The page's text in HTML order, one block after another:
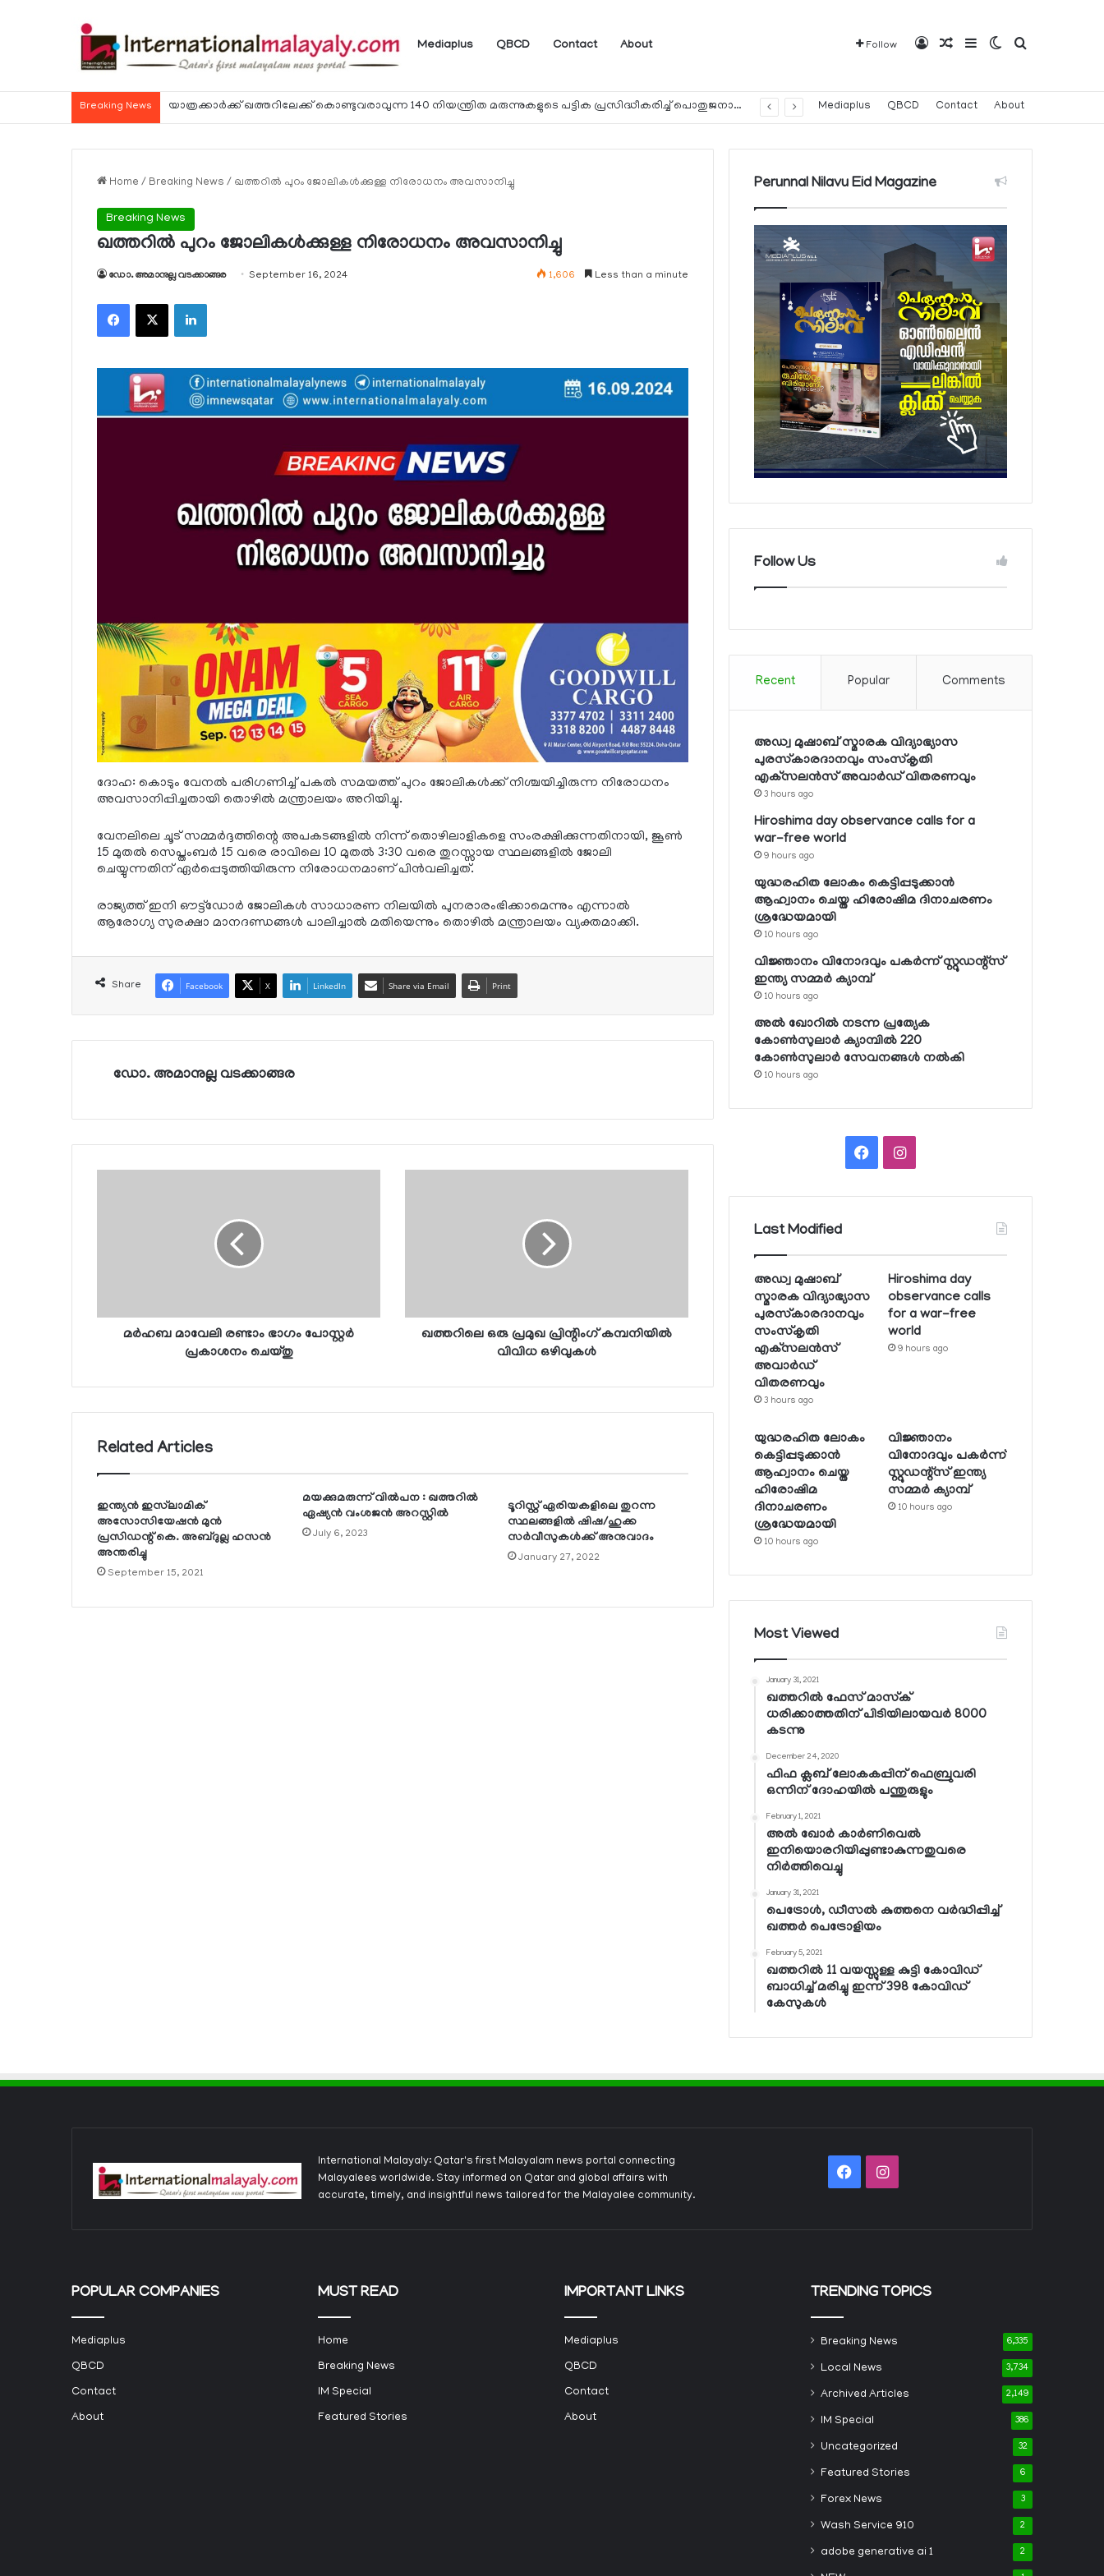
Mediaplus QBCD Contact About Follow Log InRandom Article
SidebarSwitch skin
Search for
Breaking News യാത്രക്കാര്‍ക്ക് ഖത്തറിലേക്ക് കൊണ്ടുവരാവുന്ന 140 നിയന്ത്രിത മരുന്നുകളുടെ പട്ടിക പ്രസിദ്ധീകരിച്ച് പൊതുജനാരോഗ്യ മന്ത്രാലയം Mediaplus QBCD Contact About
Home / Breaking News / ഖത്തറില്‍ പുറം ജോലികള്‍ക്കുള്ള നിരോധനം അവസാനിച്ചു
Breaking News
ഖത്തറില്‍ പുറം ജോലികള്‍ക്കുള്ള നിരോധനം അവസാനിച്ചു
ഡോ. അമാനുല്ല വടക്കാങ്ങര September 16, 2024 1,606 Less than a minute
Facebook
X LinkedIn
ദോഹ: കൊടും വേനല്‍ പരിഗണിച്ച് പകല്‍ സമയത്ത് പുറം ജോലികള്‍ക്ക് നിശ്ചയിച്ചിരുന്ന നിരോധനം
അവസാനിപ്പിച്ചതായി തൊഴില്‍ മന്ത്രാലയം അറിയിച്ചു.
വേനലിലെ ചൂട് സമ്മര്‍ദ്ദത്തിന്റെ അപകടങ്ങളില്‍ നിന്ന് തൊഴിലാളികളെ സംരക്ഷിക്കുന്നതിനായി, ജൂണ്‍
15 മുതല്‍ സെപ്തംബര്‍ 15 വരെ രാവിലെ 10 മുതല്‍ 3:30 വരെ തുറസ്സായ സ്ഥലങ്ങളില്‍ ജോലി
ചെയ്യുന്നതിന് ഏര്‍പ്പെടുത്തിയിരുന്ന നിരോധനമാണ് പിന്‍വലിച്ചത്.
രാജ്യത്ത് ഇനി ഔട്ട്ഡോര്‍ ജോലികള്‍ സാധാരണ നിലയില്‍ പുനരാരംഭിക്കാമെന്നും എന്നാല്‍
ആരോഗ്യ സുരക്ഷാ മാനദണ്ഡങ്ങള്‍ പാലിച്ചാല്‍ മതിയെന്നും തൊഴില്‍ മന്ത്രാലയം വ്യക്തമാക്കി.
Share Facebook X LinkedIn Share via Email Print
ഡോ. അമാനുല്ല വടക്കാങ്ങര
മര്‍ഹബ മാവേലി രണ്ടാം ഭാഗം പോസ്റ്റര്‍
പ്രകാശനം ചെയ്തു
ഖത്തറിലെ ഒരു പ്രമുഖ പ്രിന്റിംഗ് കമ്പനിയില്‍
വിവിധ ഒഴിവുകള്‍
Related Articles
ഇന്ത്യന്‍ ഇസ്‌ലാമിക്
അസോസിയേഷന്‍ മുന്‍
പ്രസിഡന്റ് കെ. അബ്ദുല്ല ഹസന്‍
അന്തരിച്ചു
September 15, 2021
മയക്കുമരുന്ന് വില്‍പന : ഖത്തറില്‍
ഏഷ്യന്‍ വംശജന്‍ അറസ്റ്റില്‍
July 6, 2023
ടൂറിസ്റ്റ് ഏരിയകളിലെ തുറന്ന
സ്ഥലങ്ങളില്‍ ഷിഷ/ഹുക്ക
സര്‍വീസുകള്‍ക്ക് അനുവാദം
January 27, 2022
Perunnal Nilavu Eid Magazine
Follow Us
Recent Popular Comments
അഡ്വ മുഷാബ് സ്മാരക വിദ്യാഭ്യാസ
പുരസ്‌കാരദാനവും സംസ്‌കൃതി
എക്‌സലന്‍സ് അവാര്‍ഡ് വിതരണവും
3 hours ago
Hiroshima day observance calls for a
war-free world
9 hours ago
യുദ്ധരഹിത ലോകം കെട്ടിപ്പടുക്കാന്‍
ആഹ്വാനം ചെയ്ത ഹിരോഷിമ ദിനാചരണം
ശ്രദ്ധേയമായി
10 hours ago
വിജ്ഞാനം വിനോദവും പകര്‍ന്ന് സ്റ്റുഡന്റ്‌സ്
ഇന്ത്യ സമ്മര്‍ ക്യാമ്പ്
10 hours ago
അല്‍ ഖോറില്‍ നടന്ന പ്രത്യേക
കോണ്‍സുലാര്‍ ക്യാമ്പില്‍ 220
കോണ്‍സുലാര്‍ സേവനങ്ങള്‍ നല്‍കി
10 hours ago
FacebookInstagram
Last Modified
അഡ്വ മുഷാബ്
സ്മാരക വിദ്യാഭ്യാസ
പുരസ്‌കാരദാനവും
സംസ്‌കൃതി
എക്‌സലന്‍സ്
അവാര്‍ഡ്
വിതരണവും
3 hours ago
Hiroshima day
observance calls
for a war-free
world
9 hours ago
യുദ്ധരഹിത ലോകം
കെട്ടിപ്പടുക്കാന്‍
ആഹ്വാനം ചെയ്ത
ഹിരോഷിമ
ദിനാചരണം
ശ്രദ്ധേയമായി
10 hours ago
വിജ്ഞാനം
വിനോദവും പകര്‍ന്ന്
സ്റ്റുഡന്റ്‌സ് ഇന്ത്യ
സമ്മര്‍ ക്യാമ്പ്
10 hours ago
Most Viewed
January 31, 2021
ഖത്തറില്‍ ഫേസ് മാസ്‌ക്
ധരിക്കാത്തതിന് പിടിയിലായവര്‍ 8000
കടന്നു
December 24, 2020
ഫിഫ ക്ലബ് ലോകകപ്പിന് ഫെബ്രുവരി
ഒന്നിന് ദോഹയില്‍ പന്തുരുളും
February 1, 2021
അല്‍ ഖോര്‍ കാര്‍ണിവെല്‍
ഇനിയൊരറിയിപ്പുണ്ടാകുന്നതുവരെ
നിര്‍ത്തിവെച്ചു
January 31, 2021
പെട്രോള്‍, ഡീസല്‍ കുത്തനെ വര്‍ദ്ധിപ്പിച്ച്
ഖത്തര്‍ പെട്രോളിയം
February 5, 2021
ഖത്തറില്‍ 11 വയസ്സുള്ള കുട്ടി കോവിഡ്
ബാധിച്ച് മരിച്ചു ഇന്ന് 398 കോവിഡ്
കേസുകള്‍
International Malayaly: Qatar's first Malayalam news portal connecting
Malayalees worldwide. Stay informed on Qatar and global affairs with
accurate, timely, and insightful news tailored for the Malayalee community.
FacebookInstagram
POPULAR COMPANIES
Mediaplus
QBCD
Contact
About
MUST READ
Home
Breaking News
IM Special
Featured Stories
IMPORTANT LINKS
Mediaplus
QBCD
Contact
About
TRENDING TOPICS
Breaking News 6,335
Local News 3,734
Archived Articles 2,149
IM Special 386
Uncategorized 32
Featured Stories 6
Forex News 3
Wash Service 910 2
adobe generative ai 1 2